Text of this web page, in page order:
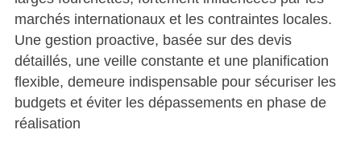
marchés internationaux et les contraintes locales.
Une gestion proactive, basée sur des devis
détaillés, une veille constante et une planification
flexible, demeure indispensable pour sécuriser les
budgets et éviter les dépassements en phase de
réalisation